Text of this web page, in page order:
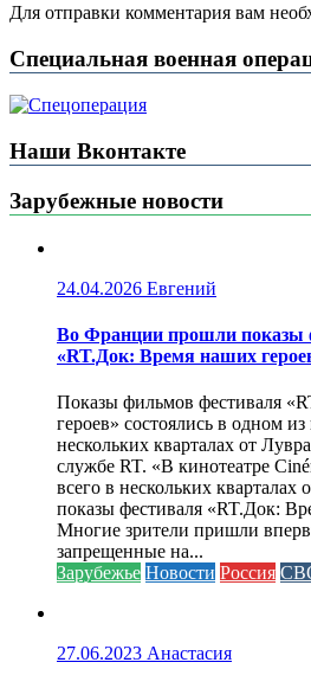
Для отправки комментария вам
Специальная военная
Наши Вконтакте
Зарубежные новости
24.04.2026 Евгений
Во Франции прошли показы
«RT.Док: Время наших
Показы фильмов фестиваля
героев» состоялись в одном
нескольких кварталах от
службе RT. «В кинотеатре
всего в нескольких кварталах
показы фестиваля «RT.Док:
Многие зрители пришли
запрещенные на...
Зарубежье Новости Россия
27.06.2023 Анастасия